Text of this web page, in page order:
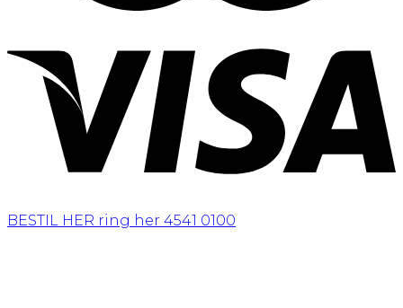
BESTIL HER ring her 4541 0100